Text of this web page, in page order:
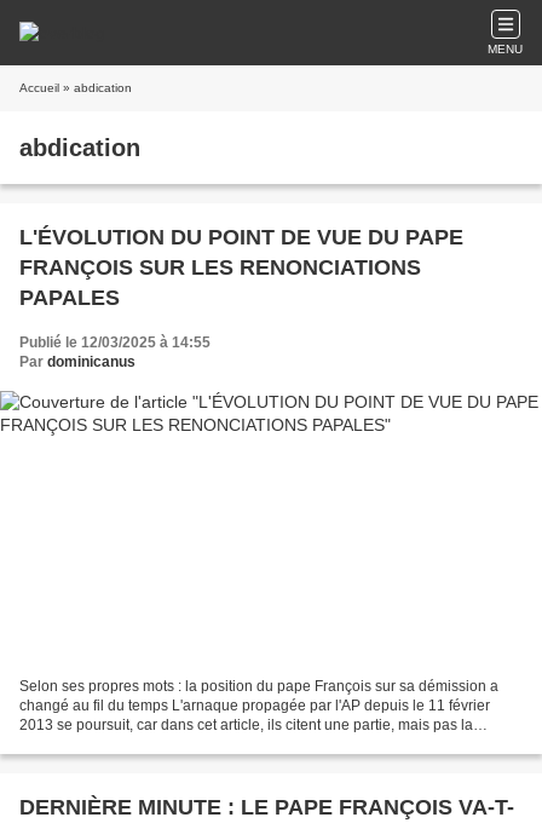
MENU
Accueil » abdication
abdication
L'ÉVOLUTION DU POINT DE VUE DU PAPE
FRANÇOIS SUR LES RENONCIATIONS
PAPALES
Publié le 12/03/2025 à 14:55
Par dominicanus
Selon ses propres mots : la position du pape François sur sa démission a
changé au fil du temps L'arnaque propagée par l'AP depuis le 11 février
2013 se poursuit, car dans cet article, ils citent une partie, mais pas la
DERNIÈRE MINUTE : LE PAPE FRANÇOIS VA-T-